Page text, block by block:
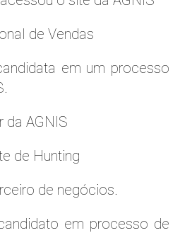
de Vendas
em um processo
da AGNIS
de Hunting
de negócios.
em processo de